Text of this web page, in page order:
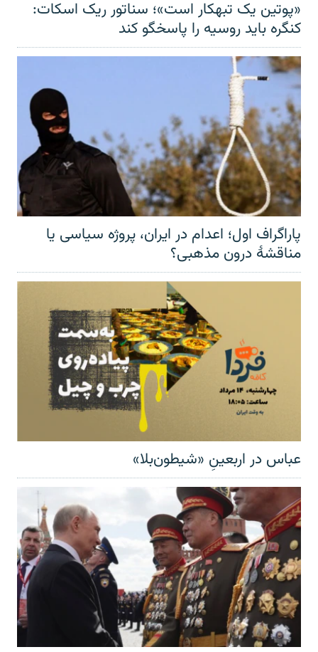
«پوتین یک تبهکار است»؛ سناتور ریک اسکات:
کنگره باید روسیه را پاسخگو کند
پاراگراف اول؛ اعدام در ایران، پروژه سیاسی یا
مناقشهٔ درون مذهبی؟
عباس در اربعینِ «شیطون‌بلا»